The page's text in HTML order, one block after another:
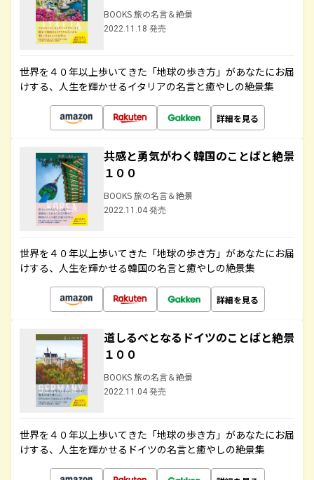
BOOKS 旅の名言＆絶景
2022.11.18 発売
世界を４０年以上歩いてきた「地球の歩き方」があなたにお届
けする、人生を輝かせるイタリアの名言と癒やしの絶景集
詳細を見る
共感と勇気がわく韓国のことばと絶景
１００
BOOKS 旅の名言＆絶景
2022.11.04 発売
世界を４０年以上歩いてきた「地球の歩き方」があなたにお届
けする、人生を輝かせる韓国の名言と癒やしの絶景集
詳細を見る
道しるべとなるドイツのことばと絶景
１００
BOOKS 旅の名言＆絶景
2022.11.04 発売
世界を４０年以上歩いてきた「地球の歩き方」があなたにお届
けする、人生を輝かせるドイツの名言と癒やしの絶景集